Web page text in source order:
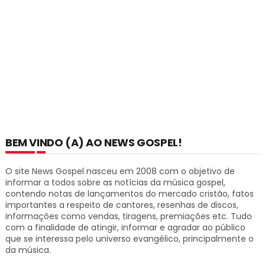
BEM VINDO (A) AO NEWS GOSPEL!
O site News Gospel nasceu em 2008 com o objetivo de
informar a todos sobre as notícias da música gospel,
contendo notas de lançamentos do mercado cristão, fatos
importantes a respeito de cantores, resenhas de discos,
informações como vendas, tiragens, premiações etc. Tudo
com a finalidade de atingir, informar e agradar ao público
que se interessa pelo universo evangélico, principalmente o
da música.